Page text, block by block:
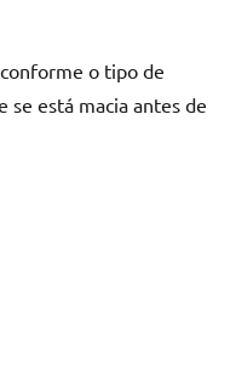
o tipo de
está macia antes de